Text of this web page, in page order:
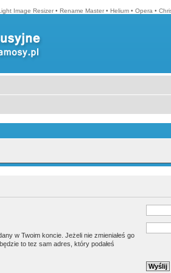
Image Resizer • Rename Master • Helium • Opera •
w Twoim koncie. Jeżeli nie zmieniałeś go
to tez sam adres, który podałeś